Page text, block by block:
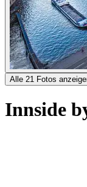
Alle 21 Fotos
Innside